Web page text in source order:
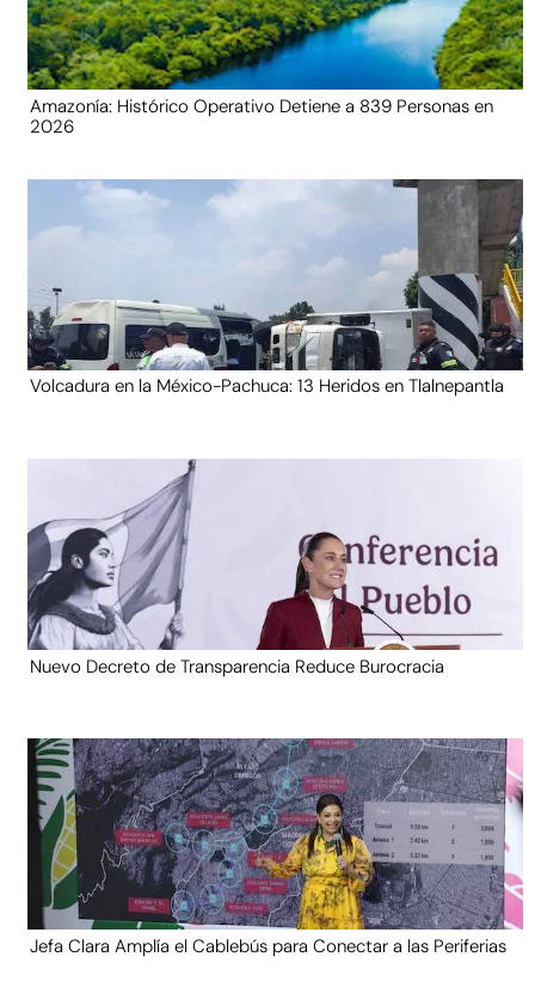
Amazonía: Histórico Operativo Detiene a 839 Personas en
2026
Volcadura en la México-Pachuca: 13 Heridos en Tlalnepantla
Nuevo Decreto de Transparencia Reduce Burocracia
Jefa Clara Amplía el Cablebús para Conectar a las Periferias